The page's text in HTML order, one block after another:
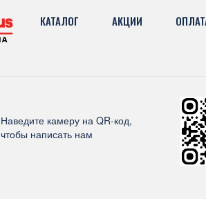
КАТАЛОГ АКЦИИ
Наведите камеру на QR-код,
чтобы написать нам